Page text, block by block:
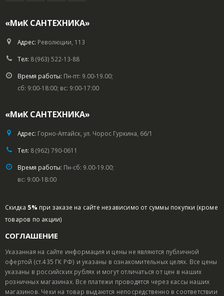
«МиК САНТЕХНИКА»
Адрес: Революции, 113
Тел: 8 (963) 522-13-88
Время работы: Пн-пт: 9.00-19.00;
сб: 9:00-18:00; вс: 9:00-17:00
«МиК САНТЕХНИКА»
Адрес: Горно-Алтайск, ул. Чорос Гуркина, 66/1
Тел: 8 (962) 790-0611
Время работы: Пн-сб: 9.00-19.00;
вс: 9:00-18:00
Скидка 5% при заказе на сайте независимо от суммы покупки (кроме
товаров по акции)
СОГЛАШЕНИЕ
Указанная на сайте информация и цены не являются публичной
офертой (ст.435 ГК РФ) и указаны в ознакомительных целях. Все цены
указаны в российских рублях и могут отличаться от цен в наших
розничных магазинах. Все платежи проводятся через кассы наших
магазинов. Чеки на товар выдаются непосредственно в соответствии